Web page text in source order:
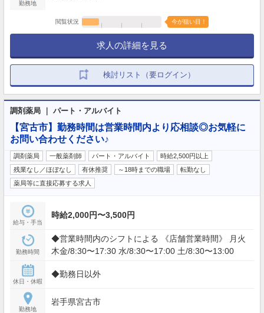
勤務地
閲覧状況 今が狙い目！
求人の詳細を見る
検討リスト（要ログイン）
調剤薬局 ｜ パート・アルバイト
【宮古市】勤務時間は営業時間内より応相談◎お気軽に
お問い合わせください♪
調剤薬局 一般薬剤師 パート・アルバイト
時給2,500円以上
残業なし／ほぼなし
有休推奨 ～18時までの職場
転勤なし
薬局等に直接応募する求人
給与・手当
時給2,000円〜3,500円
勤務時間
◆営業時間内のシフトによる 《店舗営業時間》 月火
木金/8:30〜17:30 水/8:30〜17:00 土/8:30〜13:00
休日・休暇
◆勤務日以外
勤務地
岩手県宮古市